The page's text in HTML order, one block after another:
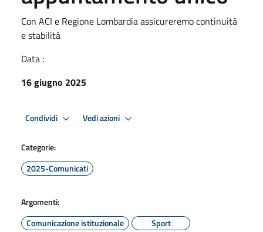
Con ACI e Regione Lombardia assicureremo continuità
e stabilità
Data :
16 giugno 2025
Condividi Vedi azioni
Categorie:
2025-Comunicati
Argomenti:
Comunicazione istituzionale
Sport